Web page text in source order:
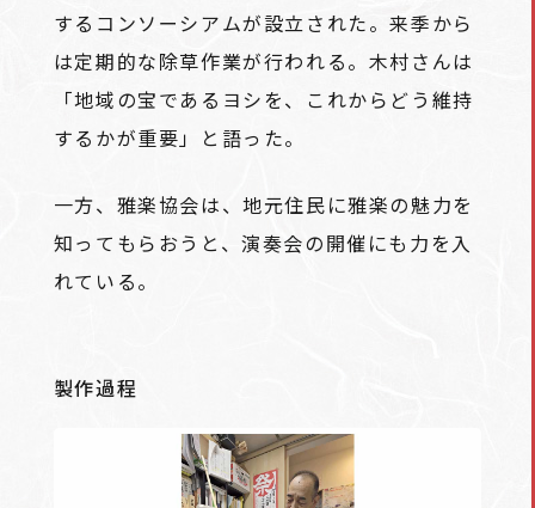
するコンソーシアムが設立された。来季から
は定期的な除草作業が行われる。木村さんは
「地域の宝であるヨシを、これからどう維持
するかが重要」と語った。
一方、雅楽協会は、地元住民に雅楽の魅力を
知ってもらおうと、演奏会の開催にも力を入
れている。
製作過程